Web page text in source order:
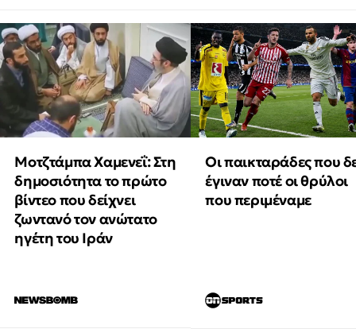
Μοτζτάμπα Χαμενεΐ: Στη
δημοσιότητα το πρώτο
βίντεο που δείχνει
ζωντανό τον ανώτατο
ηγέτη του Ιράν
Οι παικταράδες που
έγιναν ποτέ οι θρύλοι
που περιμέναμε